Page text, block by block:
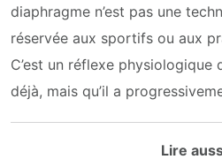
diaphragme n’est pas une
réservée aux sportifs ou aux
C’est un réflexe physiologique
déjà, mais qu’il a
Lire